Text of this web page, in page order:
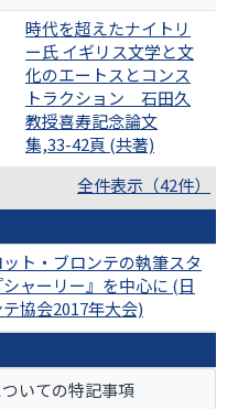
時代を超えたナイトリ
ー氏 イギリス文学と文
化のエートスとコンス
トラクション 石田久
教授喜寿記念論文
集,33-42頁 (共著)
全件表示（42件）
ト・ブロンテの執筆スタ
ャーリー』を中心に (日
協会2017年大会)
いての特記事項